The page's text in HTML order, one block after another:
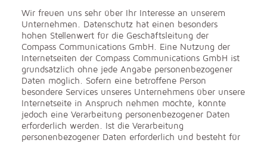
Wir freuen uns sehr über Ihr Interesse an unserem
Unternehmen. Datenschutz hat einen besonders
hohen Stellenwert für die Geschäftsleitung der
Compass Communications GmbH. Eine Nutzung der
Internetseiten der Compass Communications GmbH ist
grundsätzlich ohne jede Angabe personenbezogener
Daten möglich. Sofern eine betroffene Person
besondere Services unseres Unternehmens über unsere
Internetseite in Anspruch nehmen möchte, könnte
jedoch eine Verarbeitung personenbezogener Daten
erforderlich werden. Ist die Verarbeitung
personenbezogener Daten erforderlich und besteht für